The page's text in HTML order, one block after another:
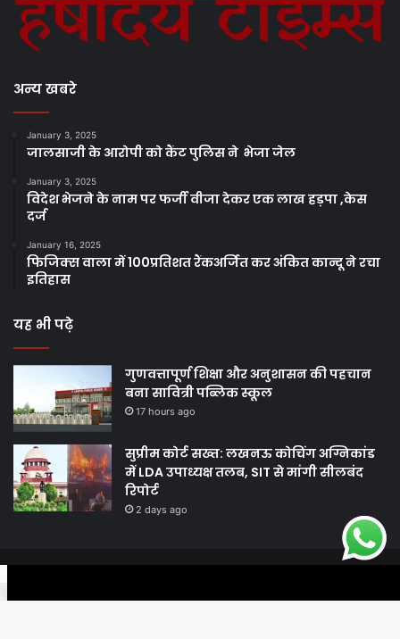
अन्य खबरे
January 3, 2025
जालसाजी के आरोपी को कैंट पुलिस ने भेजा जेल
January 3, 2025
विदेश भेजने के नाम पर फर्जी वीजा देकर एक लाख हड़पा ,केस
दर्ज
January 16, 2025
फिजिक्स वाला में 100प्रतिशत रैंकअर्जित कर अंकित कान्दू ने रचा
इतिहास
यह भी पढ़े
गुणवत्तापूर्ण शिक्षा और अनुशासन की पहचान
बना सावित्री पब्लिक स्कूल
17 hours ago
सुप्रीम कोर्ट सख्त: लखनऊ कोचिंग अग्निकांड
में LDA उपाध्यक्ष तलब, SIT से मांगी सीलबंद
रिपोर्ट
2 days ago
Facebook Twitter WhatsApp Telegram Viber